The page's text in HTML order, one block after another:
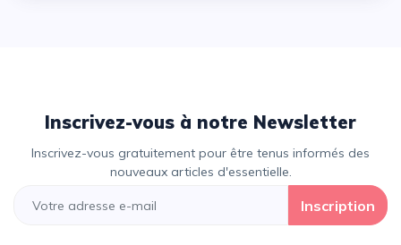
Inscrivez-vous à notre Newsletter
Inscrivez-vous gratuitement pour être tenus informés des
nouveaux articles d'essentielle.
Inscription